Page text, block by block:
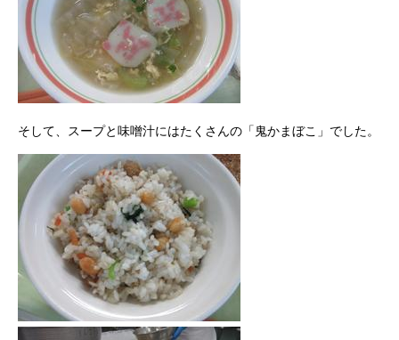
そして、スープと味噌汁にはたくさんの「鬼かまぼこ」でした。